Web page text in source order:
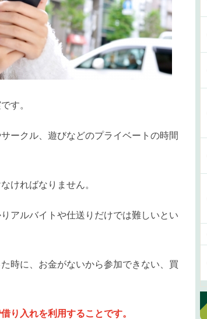
す。
ークル、遊びなどのプライベートの時間
ければなりません。
アルバイトや仕送りだけでは難しいとい
時に、お金がないから参加できない、買
り入れを利用することです。